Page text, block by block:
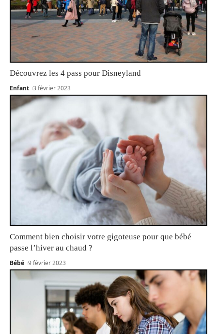
Découvrez les 4 pass pour Disneyland
Enfant 3 février 2023
Comment bien choisir votre gigoteuse pour que bébé
passe l’hiver au chaud ?
Bébé 9 février 2023